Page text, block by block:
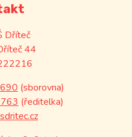
Dříteč
44
(sborovna)
(ředitelka)